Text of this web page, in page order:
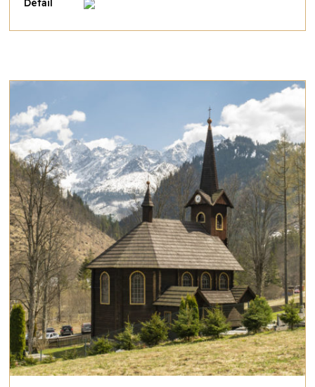
Detail